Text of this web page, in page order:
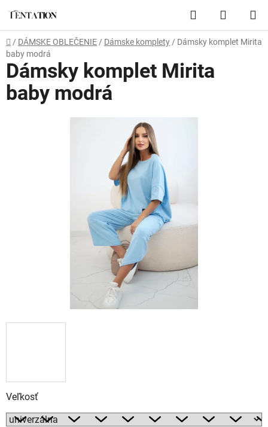
obsah
Hľadať
KOŠÍK
Domov
/ DÁMSKE OBLEČENIE / Dámske komplety / Dámsky komplet Mirita
baby modrá
Veľkosť
Dámsky komplet Mirita
baby modrá